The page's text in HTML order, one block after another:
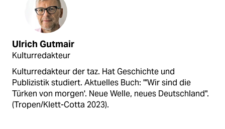
Ulrich Gutmair
Kulturredakteur
Kulturredakteur der taz. Hat Geschichte und
Publizistik studiert. Aktuelles Buch: "'Wir sind die
Türken von morgen'. Neue Welle, neues Deutschland".
(Tropen/Klett-Cotta 2023).